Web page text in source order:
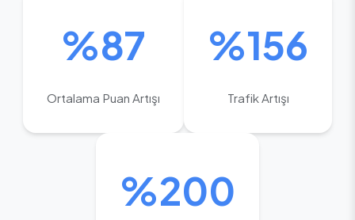
%87
Ortalama Puan Artışı
%156
Trafik Artışı
%200